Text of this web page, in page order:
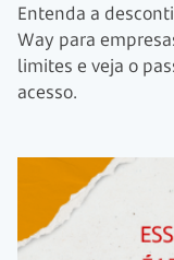
Entenda a
Way para
limites e veja o
acesso.